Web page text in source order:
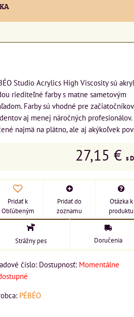
Studio Acrylics High Viscosity sú
riediteľné farby s matne sametovým
Farby sú vhodné pre začiatočníkov,
aj menej náročných profesionálov.
najmä na plátno, ale aj akýkoľvek
27,15 € s
Pridať k
Obľúbeným
Pridať do
zoznamu
Otázka k
produktu
Strážny pes Doručenia
číslo: Dostupnosť: Momentálne
PÉBÉO